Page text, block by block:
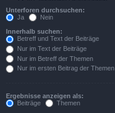
Unterforen durchsuchen:
Ja
Nein
Innerhalb suchen:
Betreff und Text der Beiträge
Nur im Text der Beiträge
Nur im Betreff der Themen
Nur im ersten Beitrag der Themen
Ergebnisse anzeigen als:
Beiträge
Themen